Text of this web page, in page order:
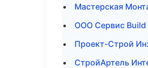
Мастерская
ООО Сервис
Проект-Строй
СтройАртель